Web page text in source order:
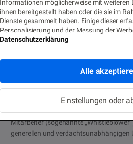
Informationen möglicherweise mit weiteren
ihnen bereitgestellt haben oder die sie im
Dienste gesammelt haben. Einige dieser
Personalisierung und der Messung der
Datenschutzerklärung
Alle
Einstellungen oder
ANALYTICS & INSIGHTS
NSA und Co – Auswertung
in R am Beispiel E-Mail-
Seit den Enthüllungen der NSA
Mitarbeiter (sogenannte
generellen und verdachtsunabhängigen